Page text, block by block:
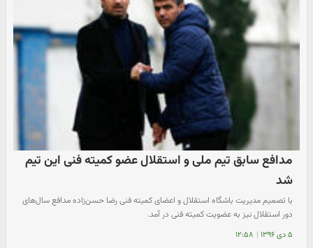
مدافع سابق تیم ملی و استقلال عضو کمیته فنی این تیم
شد
با تصمیم مدیریت باشگاه استقلال و اعضای کمیته فنی رضا حسن‌زاده مدافع سال‌های
دور استقلال نیز به عضویت کمیته فنی در آمد.
۵ دی ۱۳۹۶ | ۱۲:۵۸